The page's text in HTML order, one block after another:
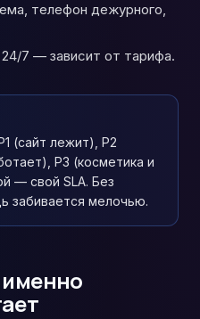
телефон дежурного,
7 — зависит от тарифа.
(сайт лежит), P2
P3 (косметика и
— свой SLA. Без
забивается мелочью.